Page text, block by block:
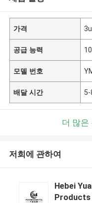
가격
공급 능력
모델 번호
배달 시간 5-
더 많은
저희에 관하여
Hebei
Products